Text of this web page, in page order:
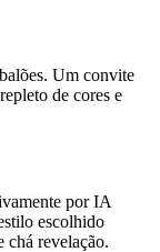
Um convite
de cores e
por IA
escolhido
chá revelação.